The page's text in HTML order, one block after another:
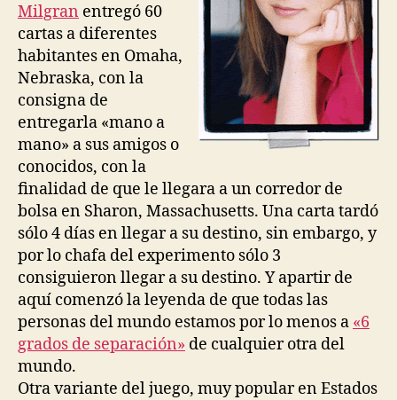
Milgran entregó 60
cartas a diferentes
habitantes en Omaha,
Nebraska, con la
consigna de
entregarla «mano a
mano» a sus amigos o
conocidos, con la
finalidad de que le llegara a un corredor de
bolsa en Sharon, Massachusetts. Una carta tardó
sólo 4 días en llegar a su destino, sin embargo, y
por lo chafa del experimento sólo 3
consiguieron llegar a su destino. Y apartir de
aquí comenzó la leyenda de que todas las
personas del mundo estamos por lo menos a «6
grados de separación» de cualquier otra del
mundo.
Otra variante del juego, muy popular en Estados